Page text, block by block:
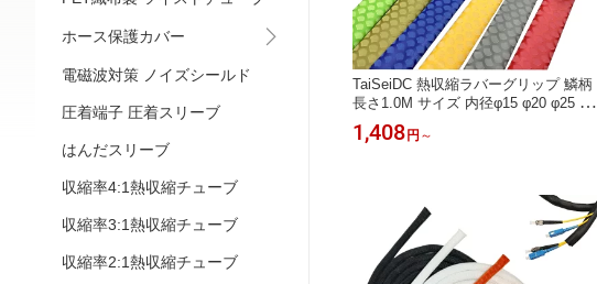
ホース保護カバー
電磁波対策 ノイズシールド
圧着端子 圧着スリーブ
はんだスリーブ
収縮率4:1熱収縮チューブ
収縮率3:1熱収縮チューブ
収縮率2:1熱収縮チューブ
TaiseiDC 熱収縮ラバーグリップ 内径
15mm 長さ1.0M 黒赤柄
TaiSeiDC 熱収縮ラバーグリップ 鱗柄
長さ1.0M サイズ 内径φ15 φ20 φ25 φ3
0 φ35 φ40 φ45mm 8色選択（紫金灰黒
青緑赤黄）
1,408 円 ～